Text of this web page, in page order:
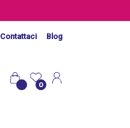
Contattaci Blog
0